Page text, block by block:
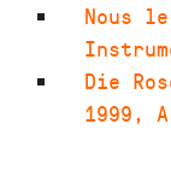
Nous
Die
1999,